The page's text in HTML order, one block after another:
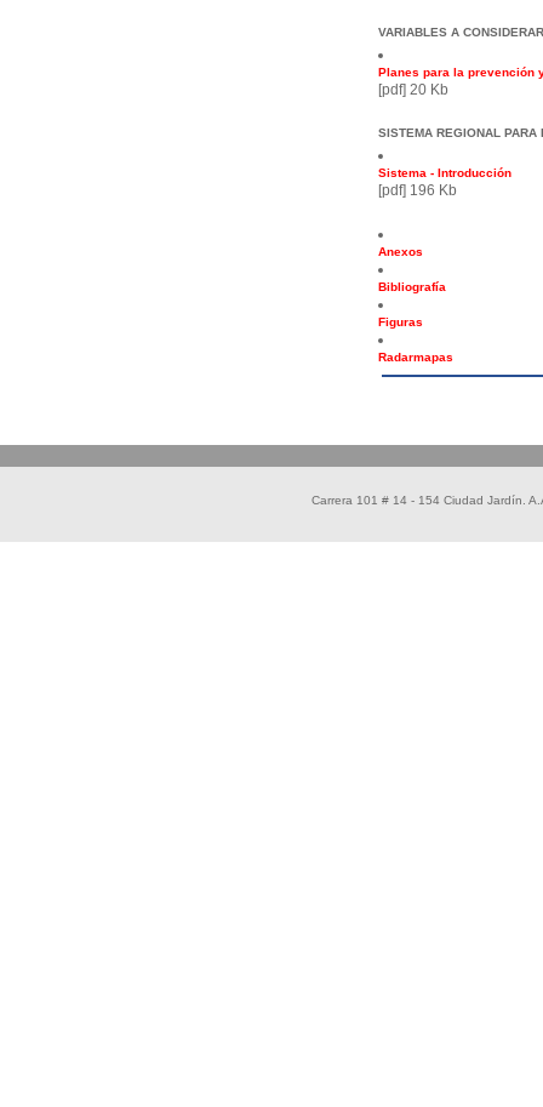
VARIABLES A
Planes para la prevención
[pdf] 20 Kb
SISTEMA REGIONAL PARA
Sistema - Introducción
[pdf] 196 Kb
Anexos
Bibliografía
Figuras
Radarmapas
Carrera 101 # 14 - 154 Ciudad Jardín.